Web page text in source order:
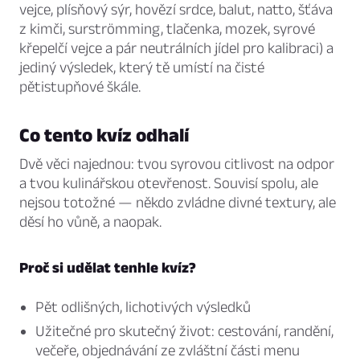
vejce, plísňový sýr, hovězí srdce, balut, natto, šťáva
z kimči, surströmming, tlačenka, mozek, syrové
křepelčí vejce a pár neutrálních jídel pro kalibraci) a
jediný výsledek, který tě umístí na čisté
pětistupňové škále.
Co tento kvíz odhalí
Dvě věci najednou: tvou syrovou citlivost na odpor
a tvou kulinářskou otevřenost. Souvisí spolu, ale
nejsou totožné — někdo zvládne divné textury, ale
děsí ho vůně, a naopak.
Proč si udělat tenhle kvíz?
Pět odlišných, lichotivých výsledků
Užitečné pro skutečný život: cestování, randění,
večeře, objednávání ze zvláštní části menu